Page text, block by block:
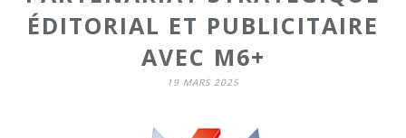
ÉDITORIAL ET PUBLICITAIRE
AVEC M6+
19 MARS 2025